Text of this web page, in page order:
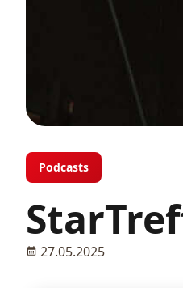
Podcasts
27.05.2025